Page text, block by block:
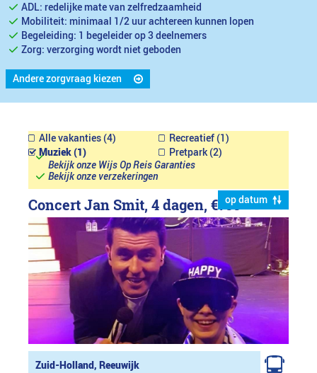
ADL: redelijke mate van zelfredzaamheid
Mobiliteit: minimaal 1/2 uur achtereen kunnen lopen
Begeleiding: 1 begeleider op 3 deelnemers
Zorg: verzorging wordt niet geboden
Andere zorgvraag kiezen
Alle vakanties (4)
Recreatief (1)
Muziek (1)
Pretpark (2)
Bekijk onze Wijs Op Reis Garanties
Bekijk onze verzekeringen
op datum
Concert Jan Smit, 4 dagen, €799
Zuid-Holland, Reeuwijk